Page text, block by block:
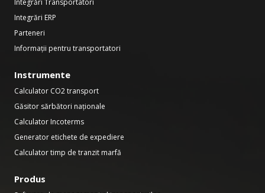
Integrări ERP
Parteneri
Informații pentru transportatori
Instrumente
Calculator CO2 transport
Găsitor sărbători naționale
Calculator Incoterms
Generator etichete de expediere
Calculator timp de tranzit marfă
Produs